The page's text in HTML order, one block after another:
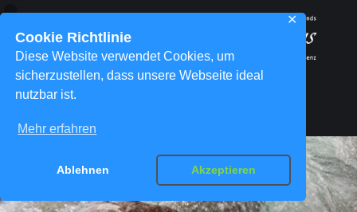
Cookie Richtlinie
Diese Website verwendet Cookies, um
sicherzustellen, dass unsere Webseite ideal
nutzbar ist.
Mehr erfahren
Ablehnen Akzeptieren
✕
Nahost-Konflikt, Moral und der
Weihnachtsmann